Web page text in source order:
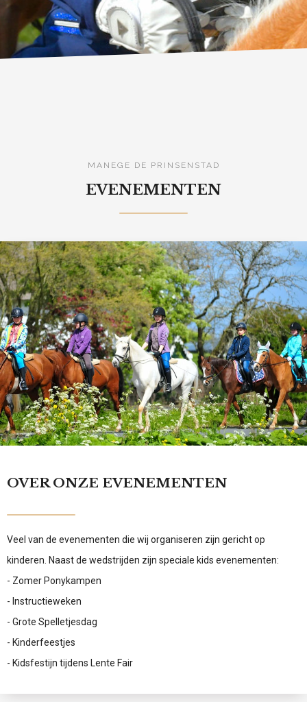
MANEGE DE PRINSENSTAD
EVENEMENTEN
OVER ONZE EVENEMENTEN
Veel van de evenementen die wij organiseren zijn gericht op
kinderen. Naast de wedstrijden zijn speciale kids evenementen:
- Zomer Ponykampen
- Instructieweken
- Grote Spelletjesdag
- Kinderfeestjes
- Kidsfestijn tijdens Lente Fair